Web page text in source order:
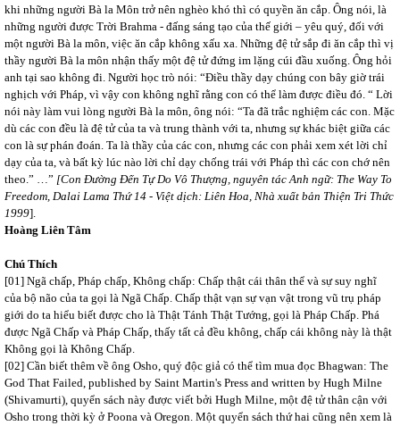
khi những người Bà la Môn trở nên nghèo khó thì có quyền ăn cắp. Ông nói, là
những người được Trời Brahma - đấng sáng tạo của thế giới – yêu quý, đối với
một người Bà la môn, việc ăn cắp không xấu xa. Những đệ tử sắp đi ăn cắp thì vị
thầy người Bà la môn nhận thấy một đệ tử đứng im lặng cúi đầu xuống. Ông hỏi
anh tại sao không đi. Người học trò nói: “Điều thầy dạy chúng con bây giờ trái
nghịch với Pháp, vì vậy con không nghĩ rằng con có thể làm được điều đó. “ Lời
nói này làm vui lòng người Bà la môn, ông nói: “Ta đã trắc nghiệm các con. Mặc
dù các con đều là đệ tử của ta và trung thành với ta, nhưng sự khác biệt giữa các
con là sự phán đoán. Ta là thầy của các con, nhưng các con phải xem xét lời chỉ
dạy của ta, và bất kỳ lúc nào lời chỉ dạy chống trái với Pháp thì các con chớ nên
theo.” …” [Con Đường Đến Tự Do Vô Thượng, nguyên tác Anh ngữ: The Way To
Freedom, Dalai Lama Thứ 14 - Việt dịch: Liên Hoa, Nhà xuất bản Thiện Tri Thức
1999].
Hoàng Liên Tâm
Chú Thích
[01] Ngã chấp, Pháp chấp, Không chấp: Chấp thật cái thân thể và sự suy nghĩ
của bộ não của ta gọi là Ngã Chấp. Chấp thật vạn sự vạn vật trong vũ trụ pháp
giới do ta hiểu biết được cho là Thật Tánh Thật Tướng, gọi là Pháp Chấp. Phá
được Ngã Chấp và Pháp Chấp, thấy tất cả đều không, chấp cái không này là thật
Không gọi là Không Chấp.
[02] Cần biết thêm về ông Osho, quý độc giả có thể tìm mua đọc Bhagwan: The
God That Failed, published by Saint Martin's Press and written by Hugh Milne
(Shivamurti), quyển sách này được viết bởi Hugh Milne, một đệ tử thân cận với
Osho trong thời kỳ ở Poona và Oregon. Một quyển sách thứ hai cũng nên xem là